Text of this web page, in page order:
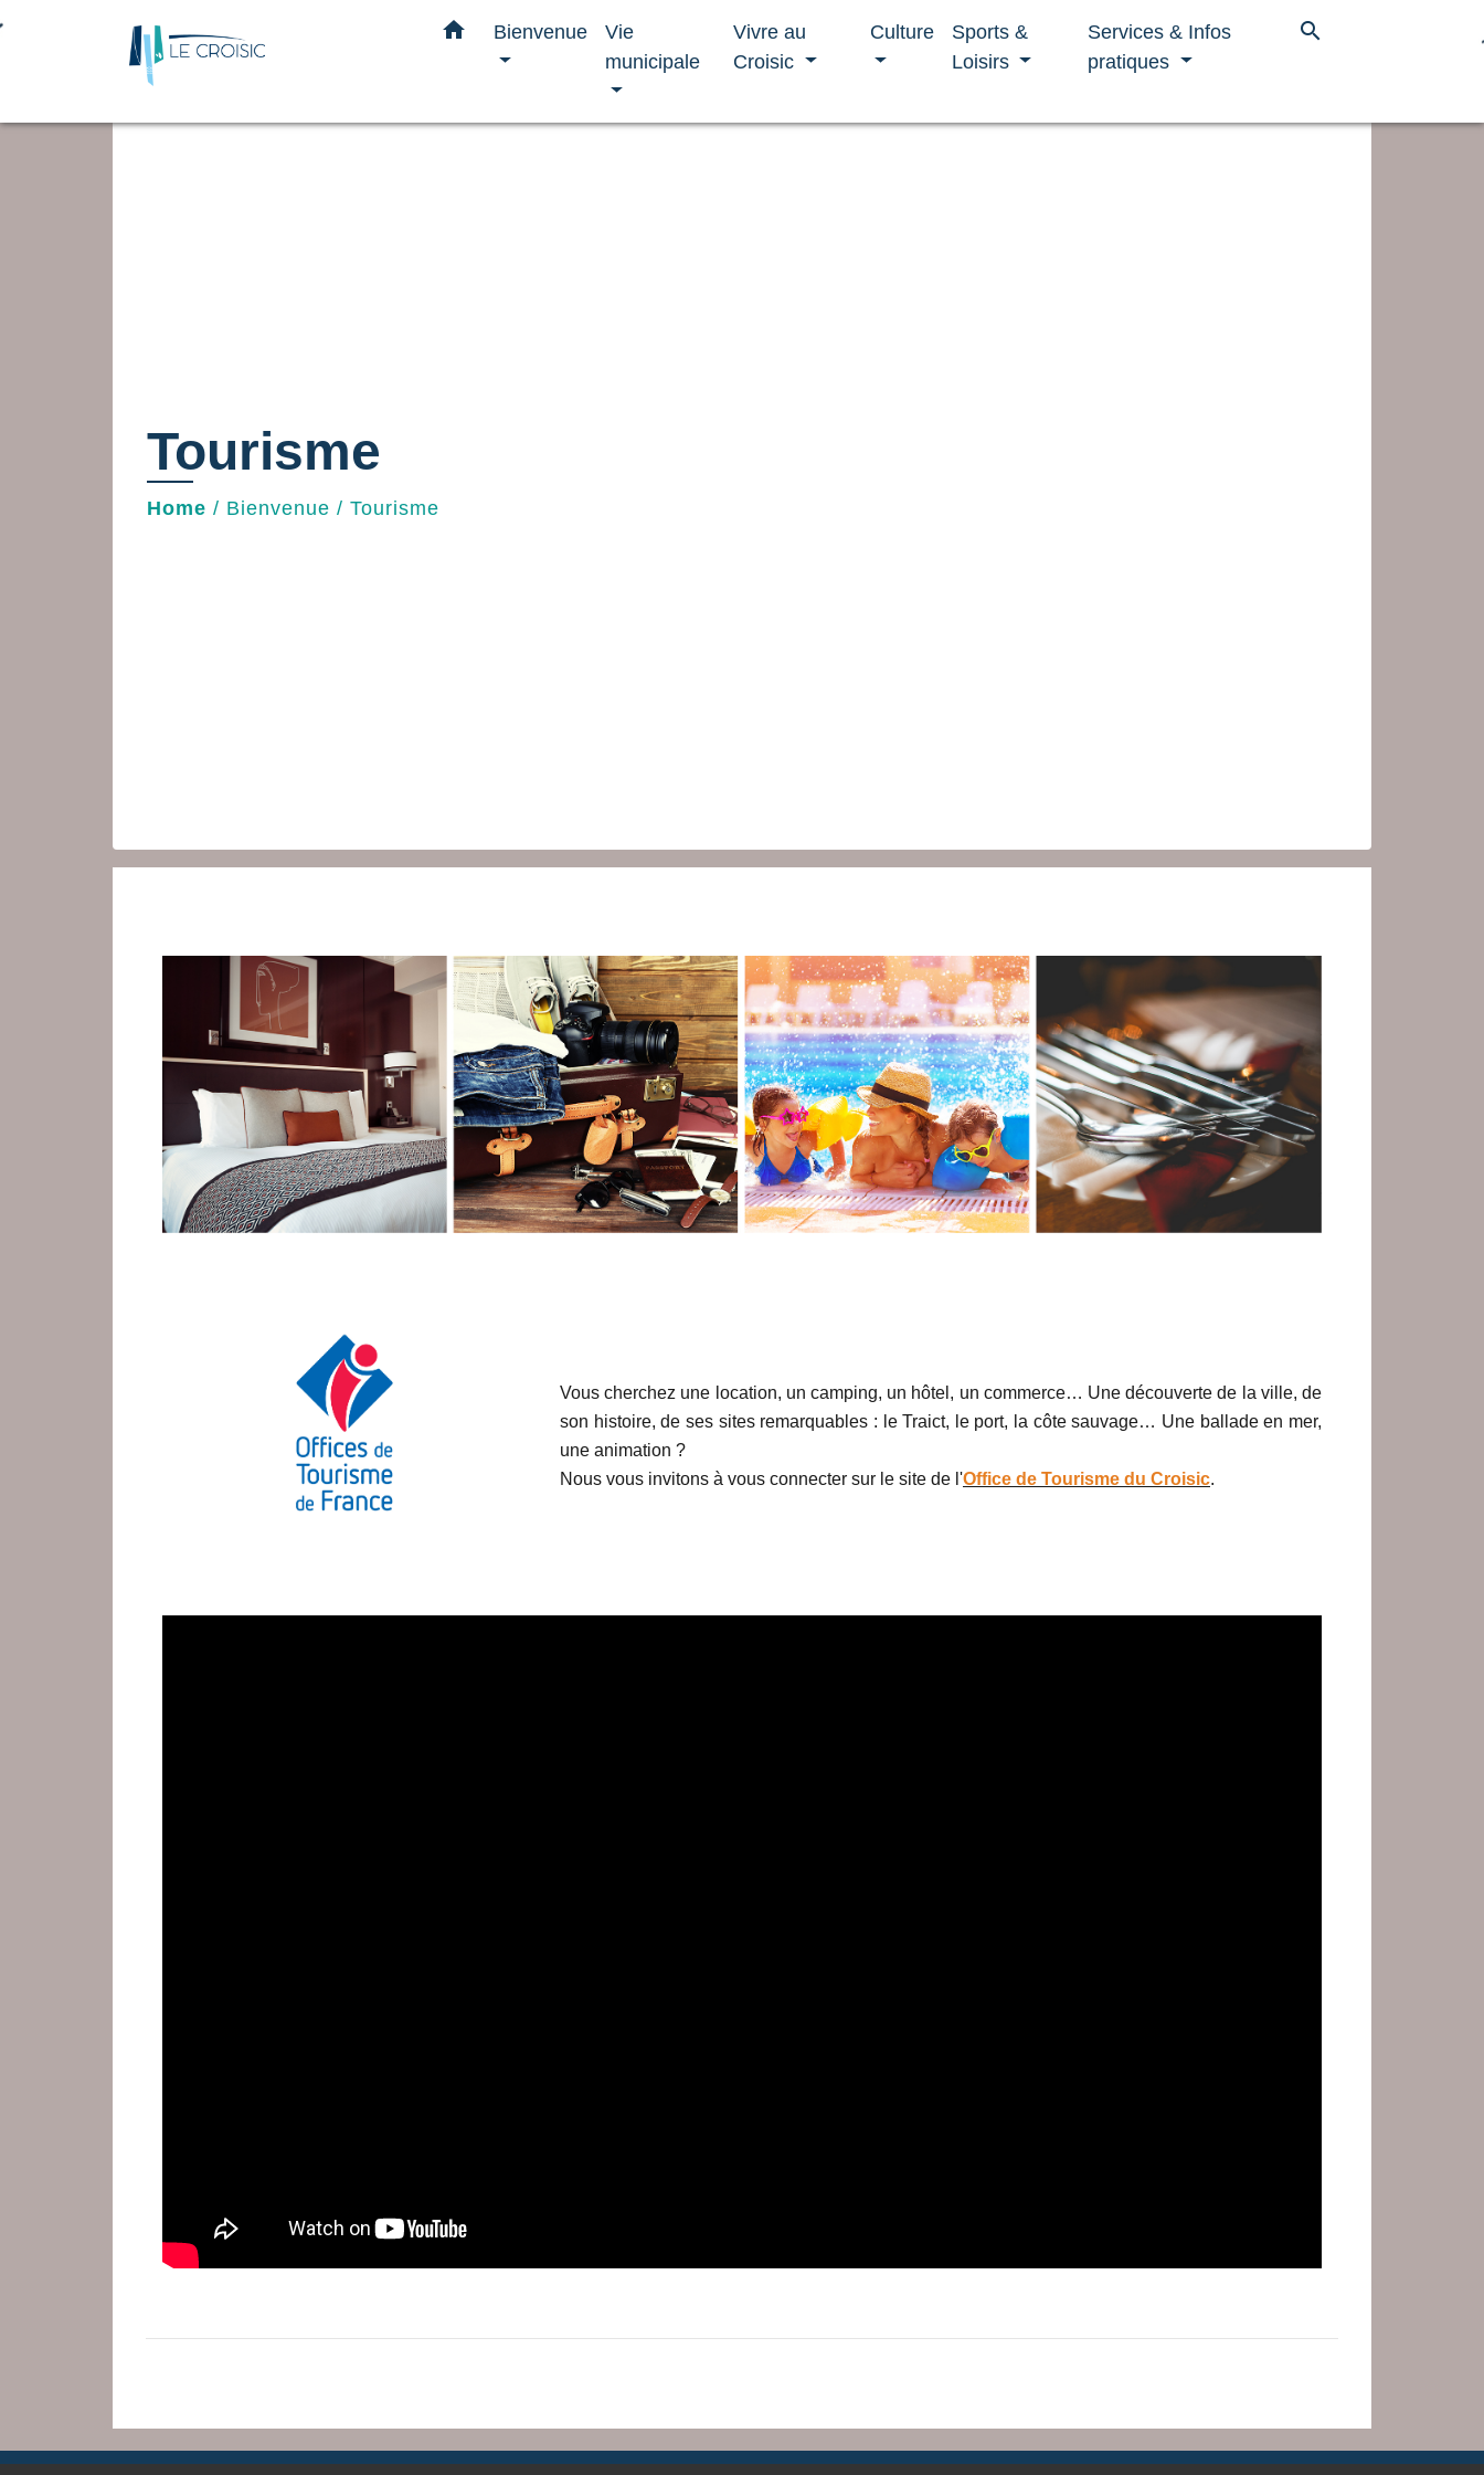
home Bienvenue
Vie
municipale
Vivre au
Croisic
Culture
Sports &
Loisirs
Services & Infos
pratiques
search
Tourisme
Home / Bienvenue / Tourisme
Vous cherchez une location, un camping, un hôtel, un commerce… Une découverte de la ville, de
son histoire, de ses sites remarquables : le Traict, le port, la côte sauvage… Une ballade en mer,
une animation ?
Nous vous invitons à vous connecter sur le site de l'Office de Tourisme du Croisic.